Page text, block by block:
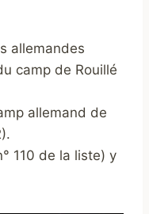
allemandes
camp de Rouillé
allemand de
110 de la liste) y